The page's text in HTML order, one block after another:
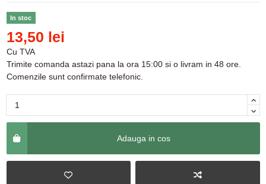
In stoc
13,50 lei
Cu TVA
Trimite comanda astazi pana la ora 15:00 si o livram in 48 ore.
Comenzile sunt confirmate telefonic.
Adauga in cos